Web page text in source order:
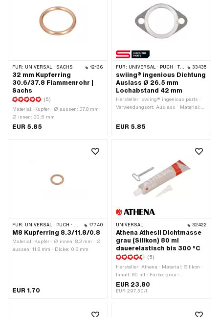
FÜR: UNIVERSAL · SACHS 12136
32 mm Kupferring
30.6/37.8 Flammenrohr |
Sachs
(5)
Material: Kupfer · Ø aussen: 37.8 mm ·
Ø innen: 30.6 mm
EUR 5.85
FÜR: UNIVERSAL · PUCH · TOMOS 33435
swiing® ingenious Dichtung
Auslass Ø 26.5 mm
Lochabstand 42 mm
Hersteller: swiing® ingenious parts ·
Verwendungsort: Auslass · Material:
6.5 mm · Dicke: 2.6 mm ·
EUR 5.85
FÜR: UNIVERSAL · PUCH · SACHS · PONY / CILO (BETA 521 & 512) · PIAGGIO 17740
M8 Kupferring 8.3/11.8/0.8
Material: Kupfer · Ø innen: 8.3 mm · Ø
aussen: 11.8 mm · Dicke: 0.8 mm
EUR 1.70
UNIVERSAL 32422
Athena Athesil Dichtmasse
grau (Silikon) 80 ml
dauerelastisch bis 300 °C
(5)
Hersteller: Athena · Material: Silikon ·
Inhalt: 80 ml · Farbe: grau ·
Temperaturbeständigkeit (min.): -40 -
300 °C · Anwendungsbereich: Chemie
EUR 23.80
EUR 297.50/l